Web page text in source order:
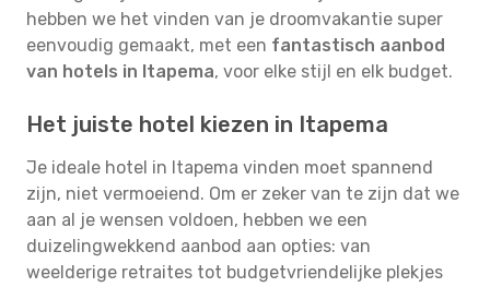
hebben we het vinden van je droomvakantie super
eenvoudig gemaakt, met een fantastisch aanbod
van hotels in Itapema, voor elke stijl en elk budget.
Het juiste hotel kiezen in Itapema
Je ideale hotel in Itapema vinden moet spannend
zijn, niet vermoeiend. Om er zeker van te zijn dat we
aan al je wensen voldoen, hebben we een
duizelingwekkend aanbod aan opties: van
weelderige retraites tot budgetvriendelijke plekjes